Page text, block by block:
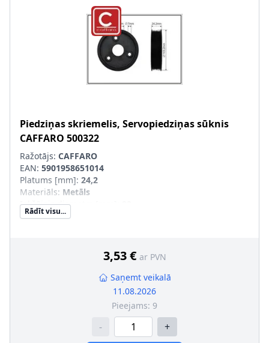
Piedziņas skriemelis, Servopiedziņas sūknis
CAFFARO 500322
Ražotājs: CAFFARO
EAN: 5901958651014
Platums [mm]: 24,2
Materiāls: Metāls
Iekšējais diametrs [mm]
Ārējais diametrs [mm]
Rādīt visu...
3,53 € ar PVN
Saņemt veikalā
11.08.2026
Pieejams: 9
- +